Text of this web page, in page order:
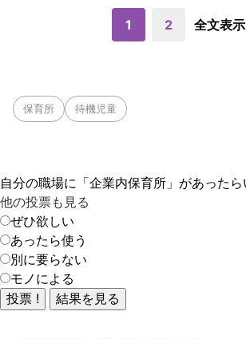
1 2 全文表示
保育所 待機児童
自分の職場に「企業内保育所」があった
他の投票も見る
ぜひ欲しい
あったら使う
別に要らない
モノによる